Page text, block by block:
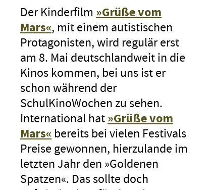
Der Kinderfilm »Grüße vom
Mars«, mit einem autistischen
Protagonisten, wird regulär erst
am 8. Mai deutschlandweit in die
Kinos kommen, bei uns ist er
schon während der
SchulKinoWochen zu sehen.
International hat»Grüße vom
Mars« bereits bei vielen Festivals
Preise gewonnen, hierzulande im
letzten Jahr den »Goldenen
Spatzen«. Das sollte doch